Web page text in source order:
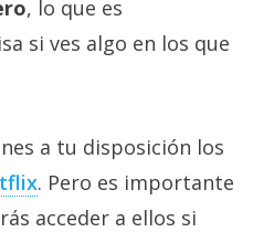
, lo que es
si ves algo en los que
a tu disposición los
. Pero es importante
acceder a ellos si